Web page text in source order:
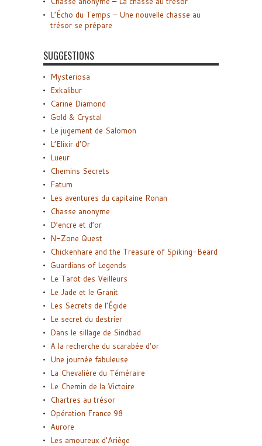
L’Écho du Temps – Une nouvelle chasse au
trésor se prépare
SUGGESTIONS
Mysteriosa
Exkalibur
Carine Diamond
Gold & Crystal
Le jugement de Salomon
L’Elixir d’Or
Lueur
Chemins Secrets
Fatum
Les aventures du capitaine Ronan
Chasse anonyme
D’encre et d’or
N-Zone Quest
Chickenhare and the Treasure of Spiking-Beard
Guardians of Legends
Le Tarot des Veilleurs
Le Jade et le Granit
Les Secrets de l’Égide
Le secret du destrier
Dans le sillage de Sindbad
A la recherche du scarabée d’or
Une journée fabuleuse
La Chevalière du Téméraire
Le Chemin de la Victoire
Chartres au trésor
Opération France 98
Aurore
Les amoureux d’Ariège